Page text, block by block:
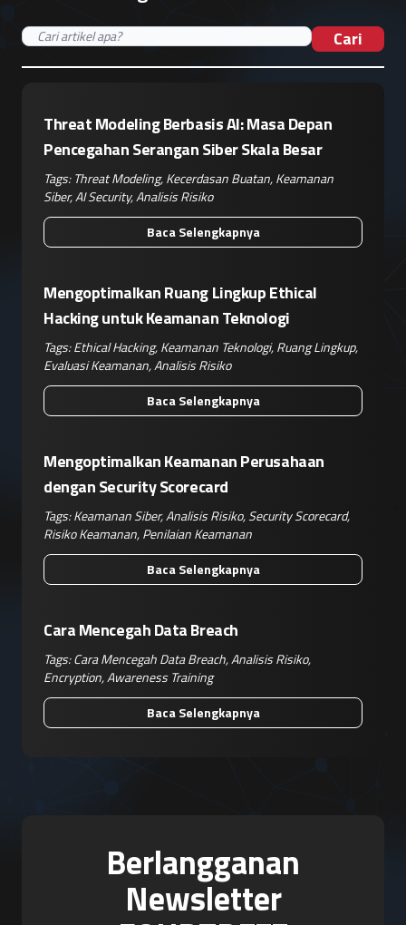
Cari
Threat Modeling Berbasis AI: Masa Depan
Pencegahan Serangan Siber Skala Besar
Tags: Threat Modeling,Kecerdasan Buatan,Keamanan
Siber,AI Security,Analisis Risiko
Baca Selengkapnya
Mengoptimalkan Ruang Lingkup Ethical
Hacking untuk Keamanan Teknologi
Tags:Ethical Hacking,Keamanan Teknologi,Ruang Lingkup,
Evaluasi Keamanan,Analisis Risiko
Baca Selengkapnya
Mengoptimalkan Keamanan Perusahaan
dengan Security Scorecard
Tags:Keamanan Siber,Analisis Risiko,Security Scorecard,
Risiko Keamanan,Penilaian Keamanan
Baca Selengkapnya
Cara Mencegah Data Breach
Tags:Cara Mencegah Data Breach,Analisis Risiko,
Encryption,Awareness Training
Baca Selengkapnya
Berlangganan
Newsletter